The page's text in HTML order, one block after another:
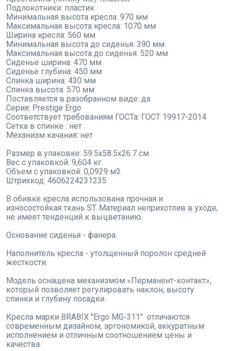
Подлокотники: пластик
Минимальная высота кресла: 970 мм
Максимальная высота кресла: 1070 мм
Ширина кресла: 560 мм
Минимальная высота до сиденья: 390 мм
Максимальная высота до сиденья: 520 мм
Сиденье ширина: 470 мм
Сиденье глубина: 450 мм
Спинка ширина: 430 мм
Спинка высота: 570 мм
Поставляется в разобранном виде: да
Серия: Prestige Ergo
Соответствует требованиям ГОСТа: ГОСТ 19917-2014
Сетка в спинке : нет
Механизм качания: нет
Размер в упаковке: 59.5x58.5x26.7 см.
Вес с упаковкой: 9,604 кг.
Объем с упаковкой: 0,0929 м3.
Штрихкод: 4606224231235
В обивке кресла использована прочная и
износостойкая ткань ST. Материал неприхотлив в уходе,
не имеет тенденций к выцветанию.
Основание сиденья - фанера.
Наполнитель кресла - утолщенный поролон средней
жесткости.
Модель оснащена механизмом «Перманент-контакт»,
который позволяет регулировать наклон, высоту
спинки и глубину посадки.
Кресла марки BRABIX "Ergo MG-311" отличаются
современным дизайном, эргономикой, аккуратным
исполнением и отличным соотношением цены и
качества.